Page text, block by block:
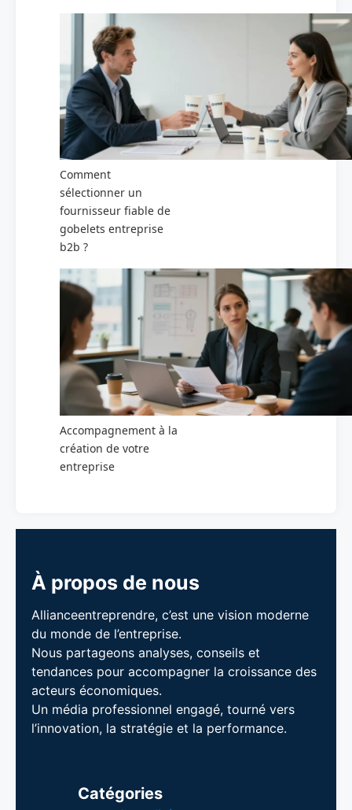
Comment
sélectionner un
fournisseur fiable de
gobelets entreprise
b2b ?
Accompagnement à la
création de votre
entreprise
À propos de nous
Allianceentreprendre, c’est une vision moderne
du monde de l’entreprise.
Nous partageons analyses, conseils et
tendances pour accompagner la croissance des
acteurs économiques.
Un média professionnel engagé, tourné vers
l’innovation, la stratégie et la performance.
Catégories